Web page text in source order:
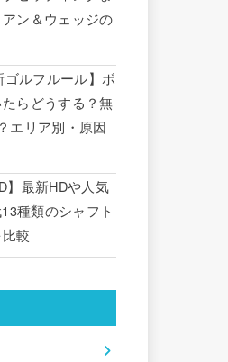
ン＆ウェッジの
ゴルフルール】ボ
らどうする？無
エリア別・原因
】最新HDや人気
種類のシャフト
較